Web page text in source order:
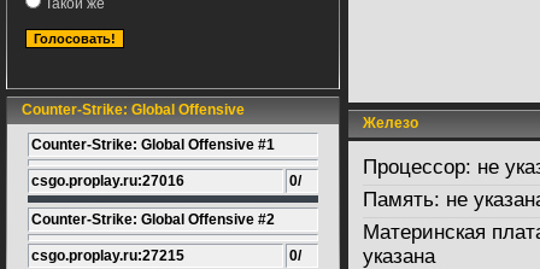
Такой же
Counter-Strike: Global Offensive
Counter-Strike: Global Offensive #1
csgo.proplay.ru:27016 0/
Counter-Strike: Global Offensive #2
csgo.proplay.ru:27215 0/
Железо
Процессор: не
Память: не
Материнская
указана